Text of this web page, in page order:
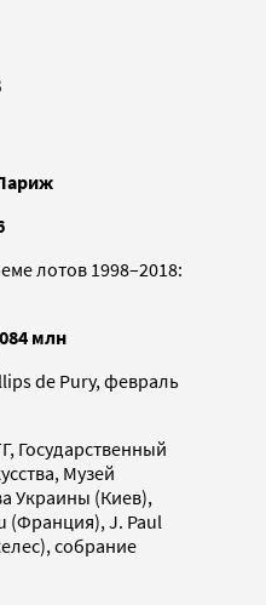
лотов 1998–2018:
млн
de Pury, февраль
Государственный
Музей
Украины (Киев),
(Франция), J. Paul
собрание